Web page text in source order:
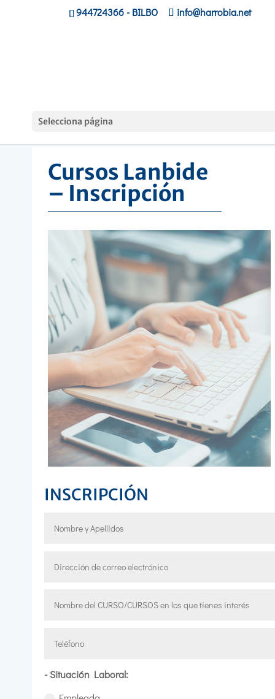
944724366- BILBO info@harrobia.net
Selecciona página
Cursos Lanbide
– Inscripción
INSCRIPCIÓN
- Situación Laboral: